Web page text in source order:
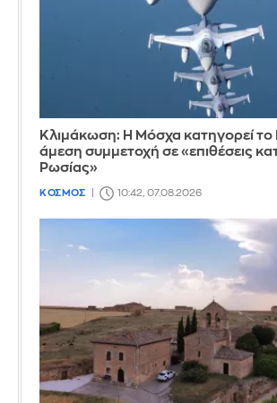
Κλιμάκωση: Η Μόσχα κατηγορεί το
άμεση συμμετοχή σε «επιθέσεις
Ρωσίας»
ΚΟΣΜΟΣ 10:42, 07.08.2026